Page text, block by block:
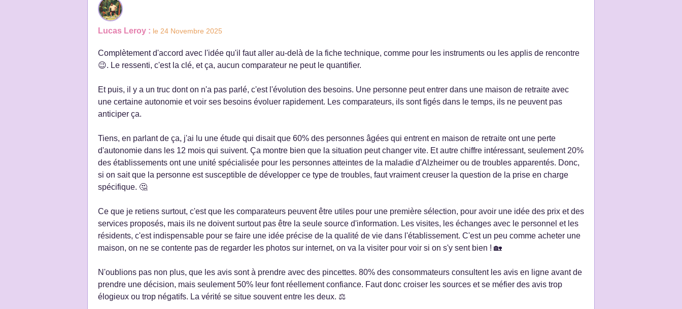
Lucas Leroy : le 24 Novembre 2025
Complètement d'accord avec l'idée qu'il faut aller au-delà de la fiche technique, comme pour les instruments ou les applis de rencontre
😉. Le ressenti, c'est la clé, et ça, aucun comparateur ne peut le quantifier.
Et puis, il y a un truc dont on n'a pas parlé, c'est l'évolution des besoins. Une personne peut entrer dans une maison de retraite avec
une certaine autonomie et voir ses besoins évoluer rapidement. Les comparateurs, ils sont figés dans le temps, ils ne peuvent pas
anticiper ça.
Tiens, en parlant de ça, j'ai lu une étude qui disait que 60% des personnes âgées qui entrent en maison de retraite ont une perte
d'autonomie dans les 12 mois qui suivent. Ça montre bien que la situation peut changer vite. Et autre chiffre intéressant, seulement 20%
des établissements ont une unité spécialisée pour les personnes atteintes de la maladie d'Alzheimer ou de troubles apparentés. Donc,
si on sait que la personne est susceptible de développer ce type de troubles, faut vraiment creuser la question de la prise en charge
spécifique. 🤔
Ce que je retiens surtout, c'est que les comparateurs peuvent être utiles pour une première sélection, pour avoir une idée des prix et des
services proposés, mais ils ne doivent surtout pas être la seule source d'information. Les visites, les échanges avec le personnel et les
résidents, c'est indispensable pour se faire une idée précise de la qualité de vie dans l'établissement. C'est un peu comme acheter une
maison, on ne se contente pas de regarder les photos sur internet, on va la visiter pour voir si on s'y sent bien ! 🏡
N'oublions pas non plus, que les avis sont à prendre avec des pincettes. 80% des consommateurs consultent les avis en ligne avant de
prendre une décision, mais seulement 50% leur font réellement confiance. Faut donc croiser les sources et se méfier des avis trop
élogieux ou trop négatifs. La vérité se situe souvent entre les deux. ⚖️